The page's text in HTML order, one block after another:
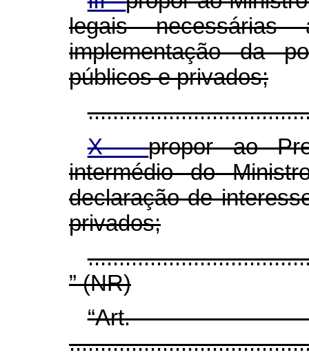
legais
implementação da
públicos e privados;
X -propor ao
intermédio do
declaração de
privados;
” (NR)